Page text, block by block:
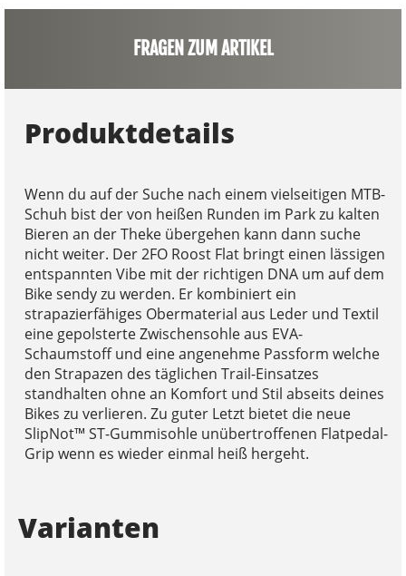
FRAGEN ZUM ARTIKEL
Produktdetails
Wenn du auf der Suche nach einem vielseitigen MTB-
Schuh bist der von heißen Runden im Park zu kalten
Bieren an der Theke übergehen kann dann suche
nicht weiter. Der 2FO Roost Flat bringt einen lässigen
entspannten Vibe mit der richtigen DNA um auf dem
Bike sendy zu werden. Er kombiniert ein
strapazierfähiges Obermaterial aus Leder und Textil
eine gepolsterte Zwischensohle aus EVA-
Schaumstoff und eine angenehme Passform welche
den Strapazen des täglichen Trail-Einsatzes
standhalten ohne an Komfort und Stil abseits deines
Bikes zu verlieren. Zu guter Letzt bietet die neue
SlipNot™ ST-Gummisohle unübertroffenen Flatpedal-
Grip wenn es wieder einmal heiß hergeht.
Varianten